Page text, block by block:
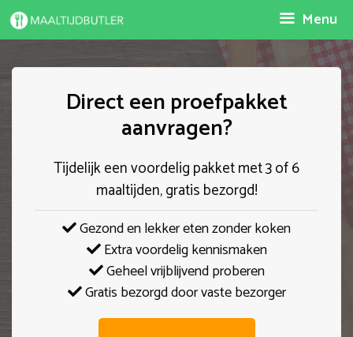
Spring
naar
Menu
Direct een proefpakket
aanvragen?
Tijdelijk een voordelig pakket met 3 of 6
maaltijden, gratis bezorgd!
Gezond en lekker eten zonder koken
Extra voordelig kennismaken
Geheel vrijblijvend proberen
Gratis bezorgd door vaste bezorger